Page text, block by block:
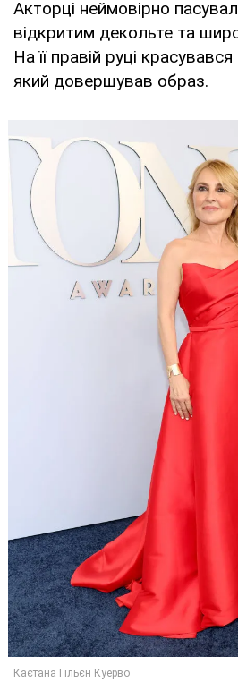
Акторці неймовірно
відкритим декольте та
На її правій руці
який довершував образ.